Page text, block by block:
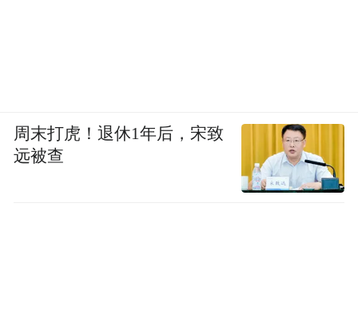
周末打虎！退休1年后，宋致
远被查